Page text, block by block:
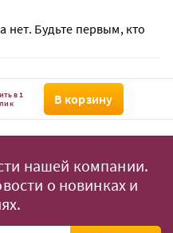
нет. Будьте первым, кто
в 1
В корзину
нашей компании.
о новинках и